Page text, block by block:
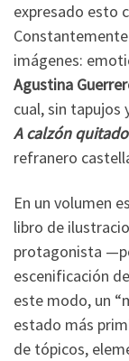
expresado esto
imágenes:
Agustina
cual, sin tapujos
A calzón quitado
refranero
En un volumen
libro de
protagonista
escenificación
este modo, un
estado más
de tópicos,